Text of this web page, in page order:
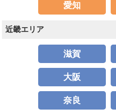
愛知
近畿エリア
滋賀
大阪
奈良